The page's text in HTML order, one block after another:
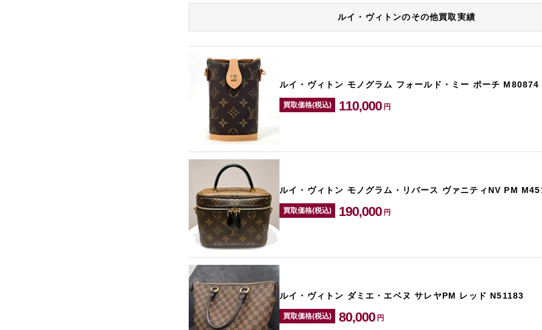
ルイ・ヴィトンのその他買取実績
ルイ・ヴィトン モノグラム フォールド・ミー ポーチ M80874
買取価格(税込) 110,000 円
ルイ・ヴィトン モノグラム・リバース ヴァニティNV PM
買取価格(税込) 190,000 円
ルイ・ヴィトン ダミエ・エベヌ サレヤPM レッド N51183
買取価格(税込) 80,000 円